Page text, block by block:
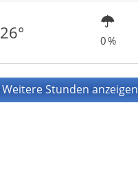
26° 0 %
Weitere Stunden anzeigen